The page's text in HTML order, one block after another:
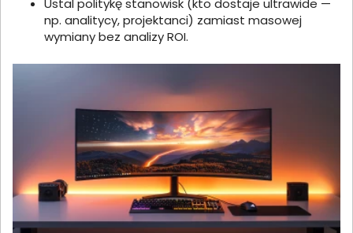
np. analitycy, projektanci) zamiast masowej
wymiany bez analizy ROI.